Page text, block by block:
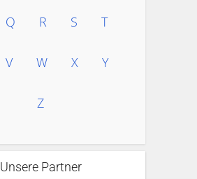
Q R S T
V W X Y
Z
Unsere Partner